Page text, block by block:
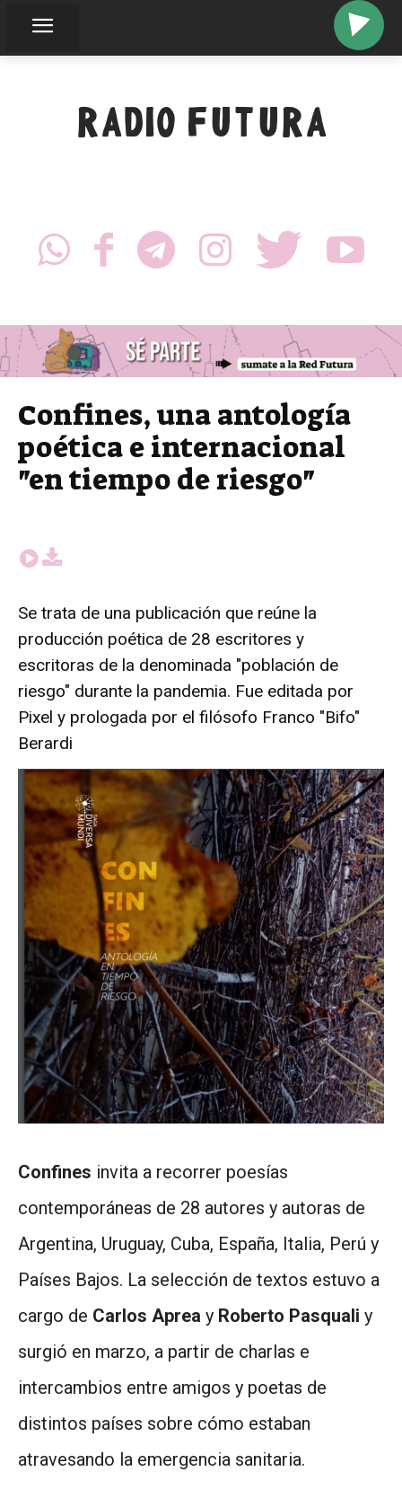
RADIO FUTURA
Confines, una antología
poética e internacional
"en tiempo de riesgo"
Se trata de una publicación que reúne la
producción poética de 28 escritores y
escritoras de la denominada "población de
riesgo" durante la pandemia. Fue editada por
Pixel y prologada por el filósofo Franco "Bifo"
Berardi
Confines invita a recorrer poesías
contemporáneas de 28 autores y autoras de
Argentina, Uruguay, Cuba, España, Italia, Perú y
Países Bajos. La selección de textos estuvo a
cargo de Carlos Aprea y Roberto Pasquali y
surgió en marzo, a partir de charlas e
intercambios entre amigos y poetas de
distintos países sobre cómo estaban
atravesando la emergencia sanitaria.